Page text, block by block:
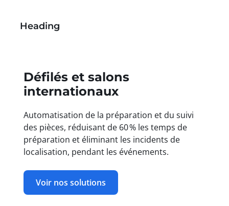
Heading
Défilés et salons
internationaux
Automatisation de la préparation et du suivi
des pièces, réduisant de 60 % les temps de
préparation et éliminant les incidents de
localisation, pendant les événements.
Voir nos solutions